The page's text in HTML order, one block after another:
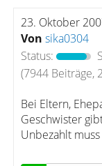
23. Oktober
Von sika0304
Status:
(7944 Beiträge,
Bei Eltern,
Geschwister
Unbezahlt